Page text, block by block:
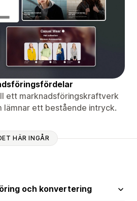
ett marknadsföringskraftverk
lämnar ett bestående intryck.
HÄR INGÅR
och konvertering